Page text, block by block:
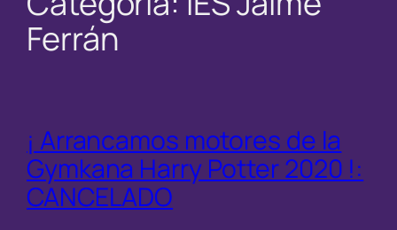
Ferrán
¡ Arrancamos motores de la
Gymkana Harry Potter 2020 !:
CANCELADO